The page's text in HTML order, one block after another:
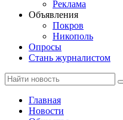
Реклама
Объявления
Покров
Никополь
Опросы
Стань журналистом
Главная
Новости